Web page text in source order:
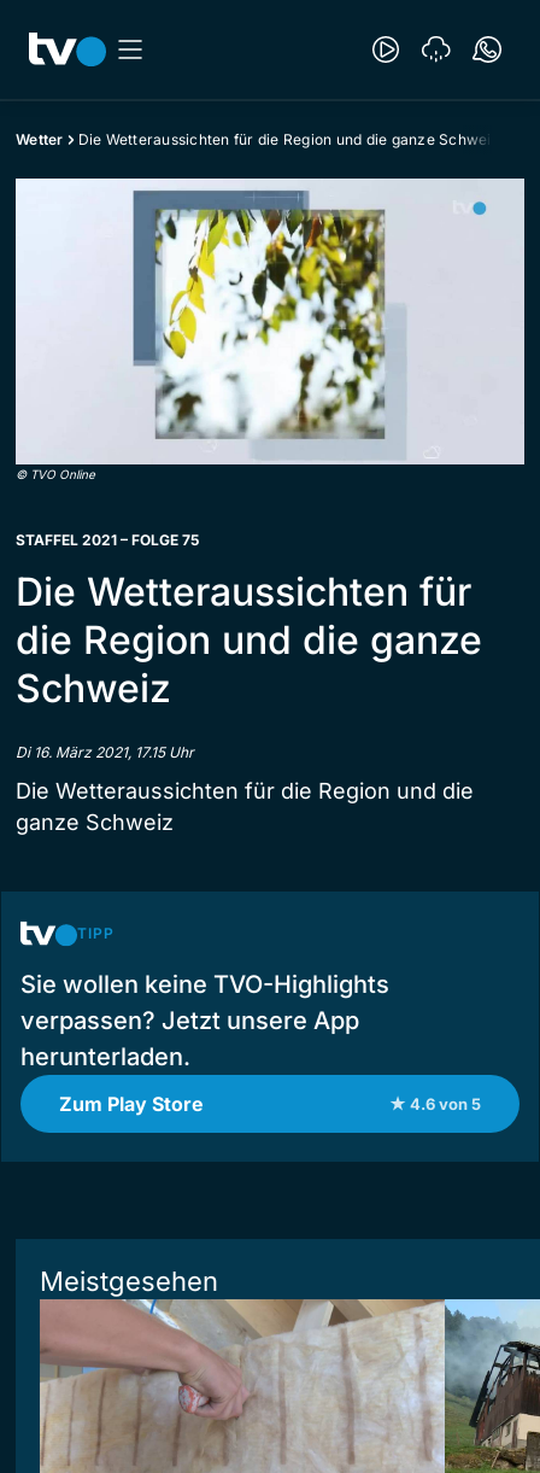
Wetter Die Wetteraussichten für die Region und die ganze Schweiz
© TVO Online
STAFFEL 2021 – FOLGE 75
Die Wetteraussichten für
die Region und die ganze
Schweiz
Di 16. März 2021, 17.15 Uhr
Die Wetteraussichten für die Region und die
ganze Schweiz
TIPP
Sie wollen keine TVO-Highlights
verpassen? Jetzt unsere App
herunterladen.
Zum Play Store ★ 4.6 von 5
Meistgesehen